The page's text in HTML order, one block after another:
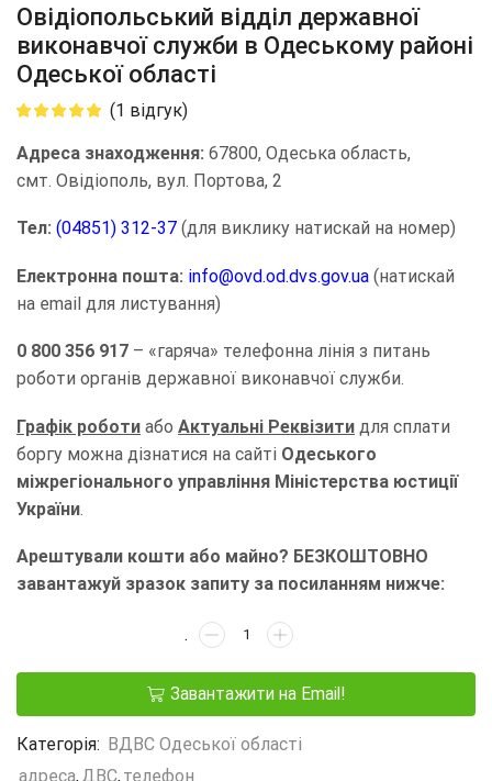
Овідіопольський відділ державної
виконавчої служби в Одеському районі
Одеської області
(1 відгук)
Адреса знаходження: 67800, Одеська область,
смт. Овідіополь, вул. Портова, 2
Тел: (04851) 312-37 (для виклику натискай на номер)
Електронна пошта: info@ovd.od.dvs.gov.ua (натискай
на email для листування)
0 800 356 917 – «гаряча» телефонна лінія з питань
роботи органів державної виконавчої служби.
Графік роботи або Актуальні Реквізити для сплати
боргу можна дізнатися на сайті Одеського
міжрегіонального управління Міністерства юстиції
України.
Арештували кошти або майно? БЕЗКОШТОВНО
завантажуй зразок запиту за посиланням нижче:
Завантажити на Email!
Категорія: ВДВС Одеської області
адреса,ДВС,телефон